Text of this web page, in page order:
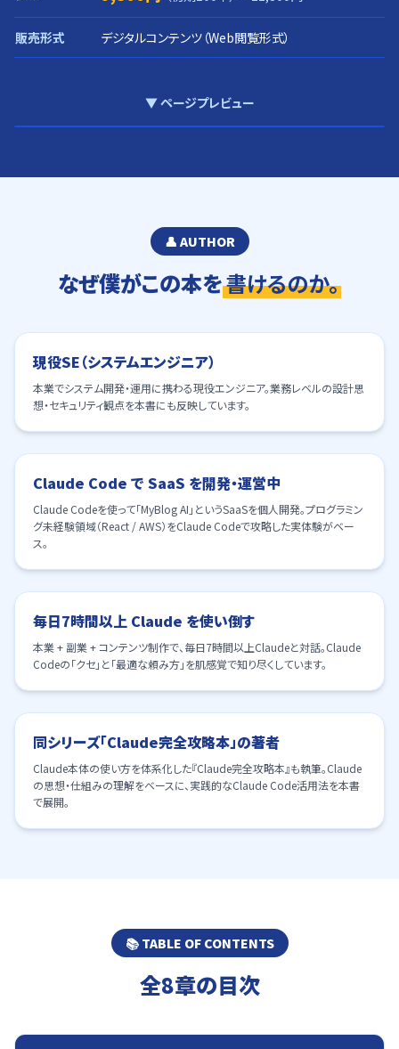
販売形式 デジタルコンテンツ（Web閲覧形式）
▼ ページプレビュー
👤 AUTHOR
なぜ僕がこの本を書けるのか。
01
現役SE（システムエンジニア）
本業でシステム開発・運用に携わる現役エンジニア。業務レベルの設計思
想・セキュリティ観点を本書にも反映しています。
02
Claude Code で SaaS を開発・運営中
Claude Codeを使って「MyBlog AI」というSaaSを個人開発。プログラミン
グ未経験領域（React / AWS）をClaude Codeで攻略した実体験がベー
ス。
03
毎日7時間以上 Claude を使い倒す
本業 + 副業 + コンテンツ制作で、毎日7時間以上Claudeと対話。Claude
Codeの「クセ」と「最適な頼み方」を肌感覚で知り尽くしています。
04
同シリーズ「Claude完全攻略本」の著者
Claude本体の使い方を体系化した『Claude完全攻略本』も執筆。Claude
の思想・仕組みの理解をベースに、実践的なClaude Code活用法を本書
で展開。
📚 TABLE OF CONTENTS
全8章の目次